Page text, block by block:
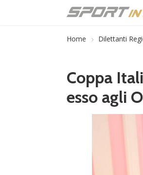
Home Dilettanti
Coppa
esso agli